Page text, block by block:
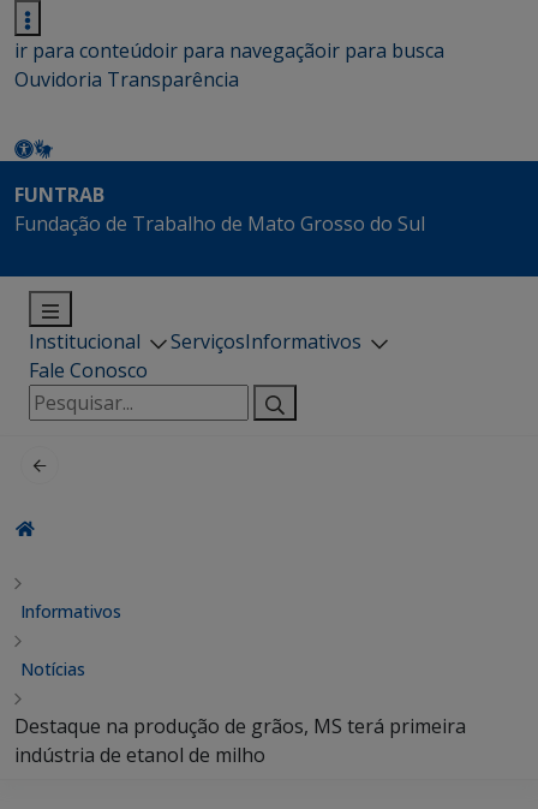
ir para conteúdoir para navegaçãoir para busca
Ouvidoria Transparência
FUNTRAB
Fundação de Trabalho de Mato Grosso do Sul
Institucional ServiçosInformativos
Fale Conosco
Pesquisar
por:
Informativos
Notícias
Destaque na produção de grãos, MS terá primeira
indústria de etanol de milho